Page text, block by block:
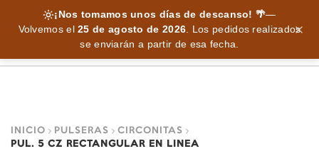
¡Nos tomamos unos días de descanso! 🌴—
Volvemos el25 de agosto de 2026. Los pedidos realizados
se enviarán a partir de esa fecha.
INICIO PULSERAS
CIRCONITAS
PUL. 5 CZ RECTANGULAR EN LINEA